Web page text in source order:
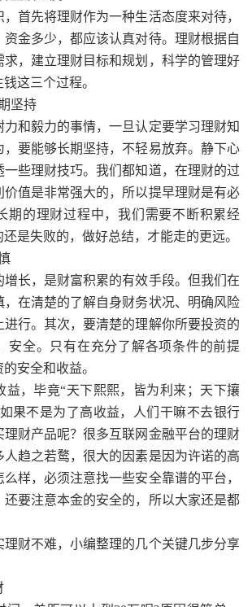
首先将理财作为一种生活态度来对待，
资金多少，都应该认真对待。理财根据自
求，建立理财目标和规划，科学的管理好
这三个过程。
坚持
力和毅力的事情，一旦认定要学习理财知
，要能够长期坚持，不轻易放弃。静下心
一些理财技巧。我们都知道，在理财的过
价值是非常强大的，所以提早理财是有必
期的理财过程中，我们需要不断积累经
是失败的，做好总结，才能走的更远。
长，是财富积累的有效手段。但我们在
，在清楚的了解自身财务状况、明确风险
进行。其次，要清楚的理解你所要投资的
安全。只有在充分了解各项条件的前提
安全和收益。
益，毕竟“天下熙熙，皆为利来；天下攘
果不是为了高收益，人们干嘛不去银行
理财产品呢？很多互联网金融平台的理财
人趋之若鹜，很大的因素是因为许诺的高
样，必须注意找一些安全靠谱的平台，
还要注意本金的安全的，所以大家还是都
理财不难，小编整理的几个关键几步分享